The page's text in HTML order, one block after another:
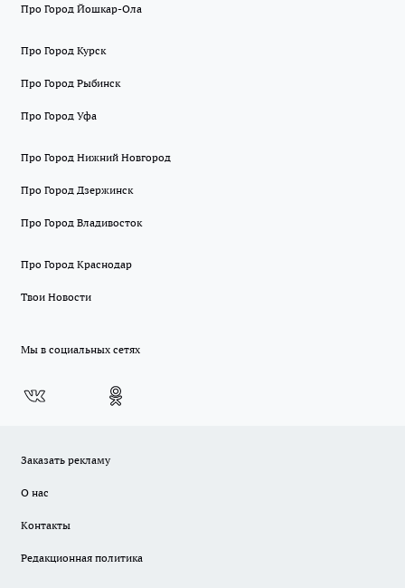
Про Город Йошкар-Ола
Про Город Курск
Про Город Рыбинск
Про Город Уфа
Про Город Нижний Новгород
Про Город Дзержинск
Про Город Владивосток
Про Город Краснодар
Твои Новости
Мы в социальных сетях
Заказать рекламу
О нас
Контакты
Редакционная политика